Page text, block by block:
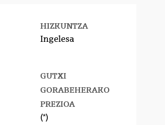
HIZKUNTZA
Ingelesa
GUTXI
GORABEHERAKO
PREZIOA
(*)